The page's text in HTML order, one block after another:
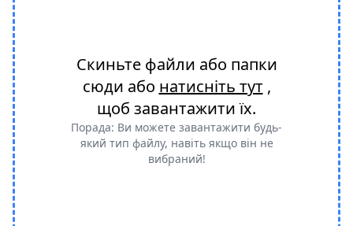
Скиньте файли або папки
сюди або натисніть тут,
щоб завантажити їх.
Порада: Ви можете завантажити будь-
який тип файлу, навіть якщо він не
вибраний!